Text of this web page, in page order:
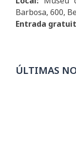
Barbosa, 600,
Entrada
ÚLTIMAS